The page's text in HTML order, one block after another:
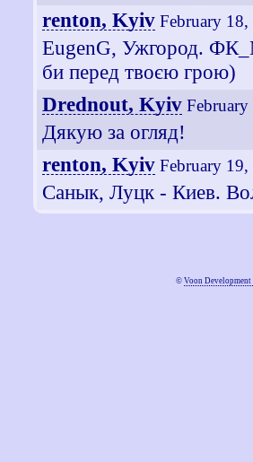
renton, Kyiv February
EugenG, Ужгород.
би перед твоєю грою)
Drednout, Kyiv
Дякую за огляд!
renton, Kyiv February
Санык, Луцк - Киев.
© Voon Development